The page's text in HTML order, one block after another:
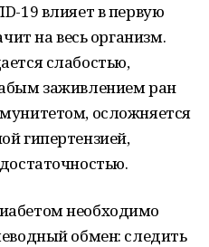
19 влияет в первую
на весь организм.
слабостью,
заживлением ран
осложняется
гипертензией,
необходимо
обмен: следить